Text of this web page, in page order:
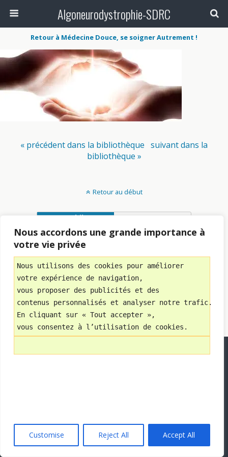
Nous accordons une grande importance à
votre vie privée
Nous utilisons des cookies pour améliorer
votre expérience de navigation,
vous proposer des publicités et des
contenus personnalisés et analyser notre trafic.
En cliquant sur « Tout accepter »,
vous consentez à l’utilisation de cookies.
Customise Reject All Accept All
Algoneurodystrophie-SDRC
Retour à Médecine Douce, se soigner Autrement !
« précédent dans la bibliothèque suivant dans la
bibliothèque »
Retour au début
Mobile
WPtouch Mobile Suite for WordPress